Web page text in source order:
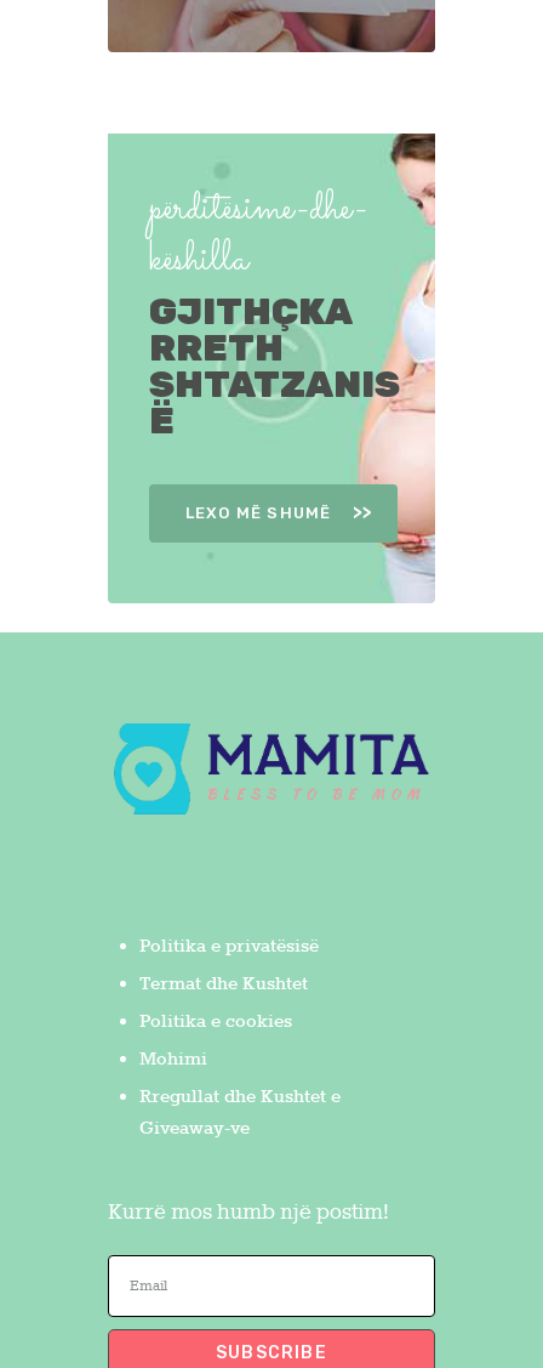
përditësime-dhe-
këshilla
GJITHÇKA
RRETH
SHTATZANIS
Ë
LEXO MË SHUMË
Politika e privatësisë
Termat dhe Kushtet
Politika e cookies
Mohimi
Rregullat dhe Kushtet e
Giveaway-ve
Kurrë mos humb një postim!